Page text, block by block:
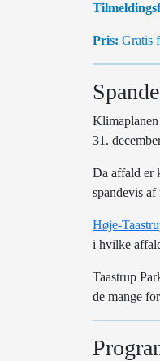
Pris: Gratis
31.
Da affald er
spandevis
Høje-
i hvilke
Taastrup
de mange